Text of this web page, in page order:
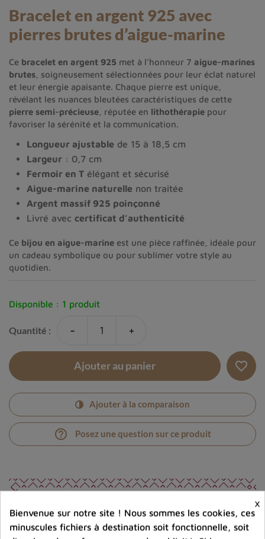
Bracelet en argent 925 avec
pierres brutes d’aigue-marine
Ce bracelet en argent 925 met à l’honneur 7 aigue-marines
brutes , soigneusement sélectionnées pour leur éclat naturel
et leur énergie apaisante. Chaque pierre est unique,
révélant les nuances bleutées caractéristiques de cette
pierre semi-précieuse , réputée en lithothérapie pour
favoriser la sérénité et la communication.
Longueur ajustable de 15 à 18,5 cm
Largeur : 0,7 cm
Fermoir en T élégant et sécurisé
Aigue-marine naturelle non traitée
Argent massif 925 poinçonné
Livré avec certificat d’authenticité
Ce bijou en aigue-marine est une pièce raffinée, idéale pour
un cadeau symbolique ou pour sublimer votre style au
quotidien.
Disponible : 1 produit
Quantité : - +
Ajouter au panier favorite_border
Ajouter à la comparaison
help_outline Posez une question sur ce produit
Photos contractuelles. Vous recevrez ce que vous
×
Bienvenue sur notre site ! Nous sommes les cookies, ces
minuscules fichiers à destination soit fonctionnelle, soit